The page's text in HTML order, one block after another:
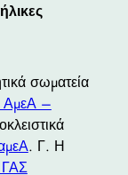
σωματεία
ΑμεΑ –
. Γ. Η
ΓΑΣ